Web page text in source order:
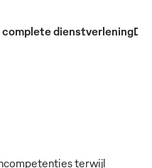
dienstverleningDe
terwijl